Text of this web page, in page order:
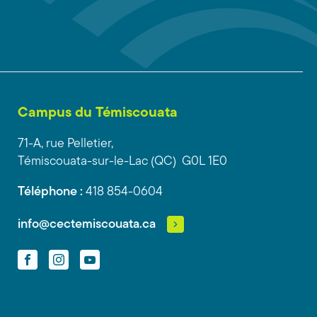
Campus du Témiscouata
71-A, rue Pelletier,
Témiscouata-sur-le-Lac (QC) G0L 1E0
Téléphone : 418 854-0604
info@cectemiscouata.ca
FacebookInstagramYouTube